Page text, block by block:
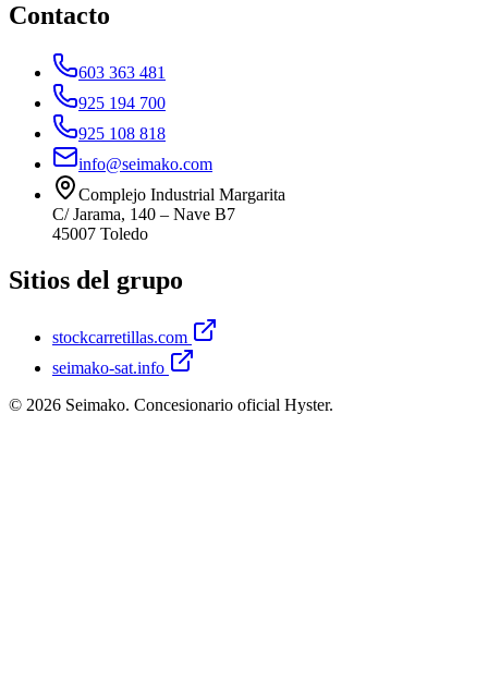
Contacto
603 363 481
925 194 700
925 108 818
info@seimako.com
Complejo Industrial Margarita
C/ Jarama, 140 – Nave B7
45007 Toledo
Sitios del grupo
stockcarretillas.com
seimako-sat.info
© 2026 Seimako. Concesionario oficial Hyster.